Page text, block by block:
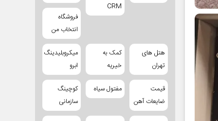
CRM
فروشگاه
انتخاب من
هتل های
تهران
کمک به
خیریه
میکروبلیدینگ
ابرو
قیمت
ضایعات آهن
مفتول سیاه
کوچینگ
سازمانی